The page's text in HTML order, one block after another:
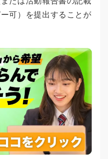
可）を提出することが